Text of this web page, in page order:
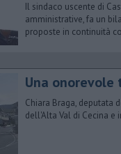
Il sindaco uscente di
amministrative, fa un
proposte in continuità
Una
Chiara Braga, deputata
dell'Alta Val di Cecina